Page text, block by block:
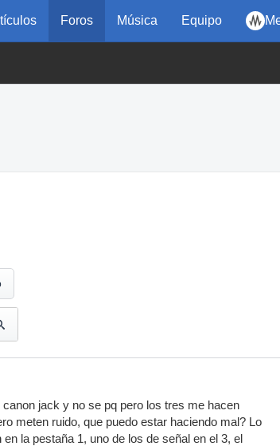
Foros Música Equipo
jack y no se pq pero los tres me hacen
meten ruido, que puedo estar haciendo mal? Lo
la pestaña 1, uno de los de señal en el 3, el